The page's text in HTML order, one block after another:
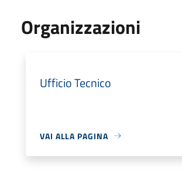
Organizzazioni
Ufficio Tecnico
VAI ALLA PAGINA